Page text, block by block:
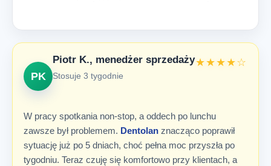
PK
Piotr K., menedżer sprzedaży
Stosuje 3 tygodnie
★★★★☆
W pracy spotkania non-stop, a oddech po lunchu
zawsze był problemem. Dentolan znacząco poprawił
sytuację już po 5 dniach, choć pełna moc przyszła po
tygodniu. Teraz czuję się komfortowo przy klientach, a